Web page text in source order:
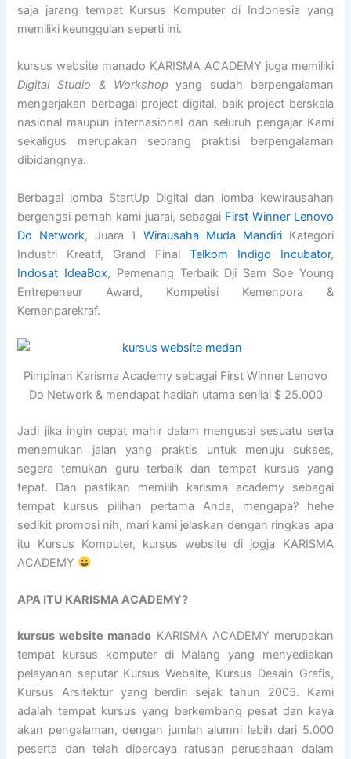
saja jarang tempat Kursus Komputer di Indonesia yang
memiliki keunggulan seperti ini.
kursus website manado KARISMA ACADEMY juga memiliki
Digital Studio & Workshop yang sudah berpengalaman
mengerjakan berbagai project digital, baik project berskala
nasional maupun internasional dan seluruh pengajar Kami
sekaligus merupakan seorang praktisi berpengalaman
dibidangnya.
Berbagai lomba StartUp Digital dan lomba kewirausahan
bergengsi pernah kami juarai, sebagai First Winner Lenovo
Do Network, Juara 1 Wirausaha Muda MandiriKategori
Industri Kreatif, Grand Final Telkom Indigo Incubator,
Indosat IdeaBox, Pemenang Terbaik Dji Sam Soe Young
Entrepeneur Award, Kompetisi Kemenpora &
Kemenparekraf.
Pimpinan Karisma Academy sebagai First Winner Lenovo
Do Network & mendapat hadiah utama senilai $ 25.000
Jadi jika ingin cepat mahir dalam mengusai sesuatu serta
menemukan jalan yang praktis untuk menuju sukses,
segera temukan guru terbaik dan tempat kursus yang
tepat. Dan pastikan memilih karisma academy sebagai
tempat kursus pilihan pertama Anda, mengapa? hehe
sedikit promosi nih, mari kami jelaskan dengan ringkas apa
itu Kursus Komputer, kursus website di jogja KARISMA
ACADEMY
APA ITU KARISMA ACADEMY?
kursus website manado KARISMA ACADEMY merupakan
tempat kursus komputer di Malang yang menyediakan
pelayanan seputar Kursus Website, Kursus Desain Grafis,
Kursus Arsitektur yang berdiri sejak tahun 2005. Kami
adalah tempat kursus yang berkembang pesat dan kaya
akan pengalaman, dengan jumlah alumni lebih dari 5.000
peserta dan telah dipercaya ratusan perusahaan dalam